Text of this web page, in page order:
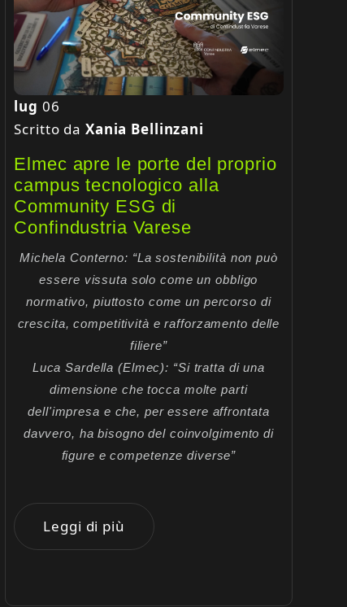
lug 06
Scritto da Xania Bellinzani
Elmec apre le porte del proprio
campus tecnologico alla
Community ESG di
Confindustria Varese
Michela Conterno: “La sostenibilità non può
essere vissuta solo come un obbligo
normativo, piuttosto come un percorso di
crescita, competitività e rafforzamento delle
filiere”
Luca Sardella (Elmec): “Si tratta di una
dimensione che tocca molte parti
dell'impresa e che, per essere affrontata
davvero, ha bisogno del coinvolgimento di
figure e competenze diverse”
Leggi di più